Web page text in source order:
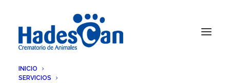
INICIO
SERVICIOS